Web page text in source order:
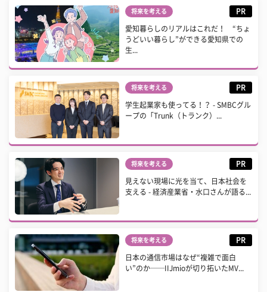
将来を考える PR
愛知暮らしのリアルはこれだ！ “ちょ
うどいい暮らし”ができる愛知県での
生...
将来を考える PR
学生起業家も使ってる！？ - SMBCグル
ープの「Trunk（トランク）...
将来を考える PR
見えない現場に光を当て、日本社会を
支える - 経済産業省・水口さんが語る...
将来を考える PR
日本の通信市場はなぜ“複雑で面白
い”のか──IIJmioが切り拓いたMV...